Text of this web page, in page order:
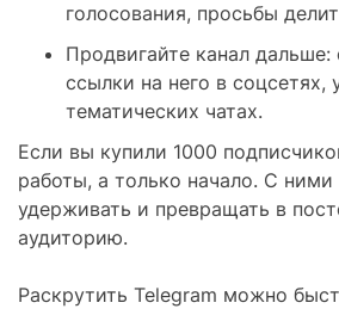
голосования, просьбы
Продвигайте канал дальше:
ссылки на него в соцсетях,
тематических чатах.
Если вы купили 1000
работы, а только начало. С ними
удерживать и превращать в
аудиторию.
Раскрутить Telegram можно